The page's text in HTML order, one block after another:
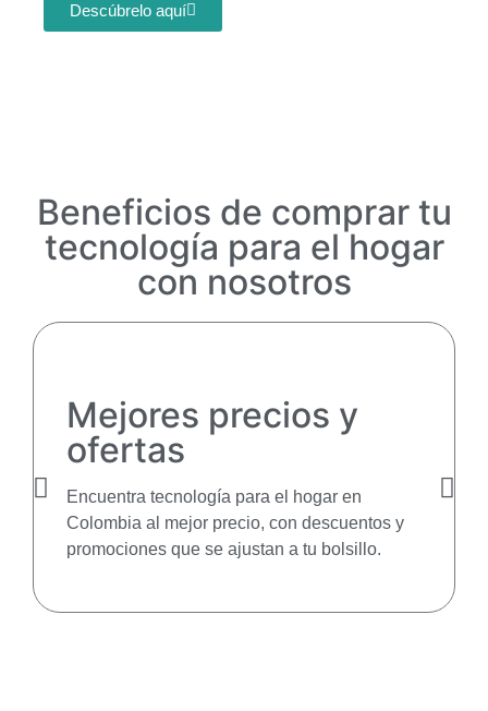
Descúbrelo aquí
Beneficios de comprar tu
tecnología para el hogar
con nosotros
Mejores precios y
ofertas
Encuentra tecnología para el hogar en
Colombia al mejor precio, con descuentos y
promociones que se ajustan a tu bolsillo.